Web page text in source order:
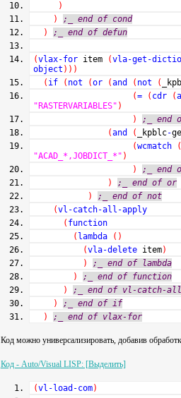
)
)
;_ end of cond
)
;_ end of defun
(vlax-foritem (vla-get-
object ) ) )
( if ( not (or (and ( not (
(= ( cdr (
"RASTERVARIABLES" )
)
;_ end
(and ( _kpblc-
(wcmatch
(
"ACAD_*,JOBDICT_*" )
)
;_ end
)
;_ end of or
)
;_ end of not
(vl-catch-all-apply
( function
( lambda ( )
(vla-deleteitem)
)
;_ end of lambda
)
;_ end of function
)
;_ end of vl-catch-
)
;_ end of if
)
;_ end of vlax-for
Код можно универсализировать, добавив
Код - Auto/Visual LISP: [Выделить]
(vl-load-com)